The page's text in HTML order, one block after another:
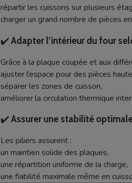
répartir les cuissons sur plusieurs
charger un grand nombre de pièces
✔️Adapter l’intérieur du four
Grâce à la plaque coupée et aux
ajuster l’espace pour des pièces
séparer les zones de cuisson,
améliorer la circulation thermique
✔️Assurer une stabilité
Les piliers assurent :
un maintien solide des plaques,
une répartition uniforme de la charge,
une fiabilité maximale même en